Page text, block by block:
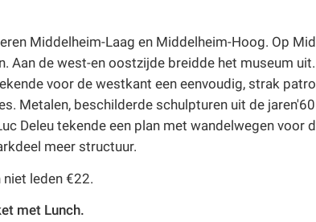
Middelheim-Laag en Middelheim-Hoog. Op
Aan de west-en oostzijde breidde het museum uit.
voor de westkant een eenvoudig, strak
Metalen, beschilderde schulpturen uit de
Deleu tekende een plan met wandelwegen voor
meer structuur.
leden €22.
met Lunch.